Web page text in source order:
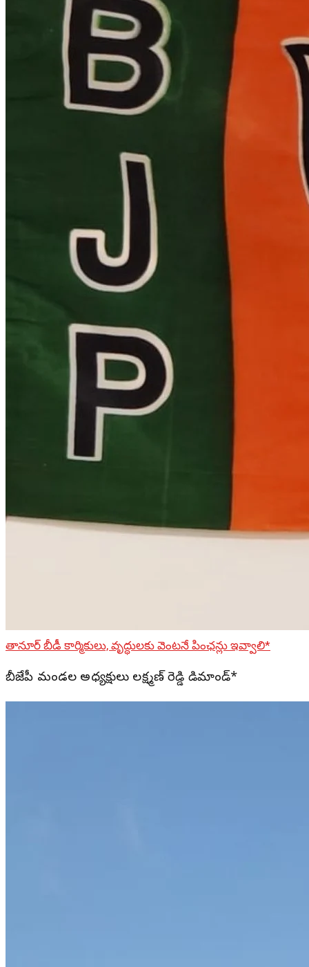
తానూర్ బీడీ కార్మికులు, వృద్ధులకు వెంటనే పింఛన్లు ఇవ్వాలి*
బీజేపీ మండల అధ్యక్షులు లక్ష్మణ్ రెడ్డి డిమాండ్*